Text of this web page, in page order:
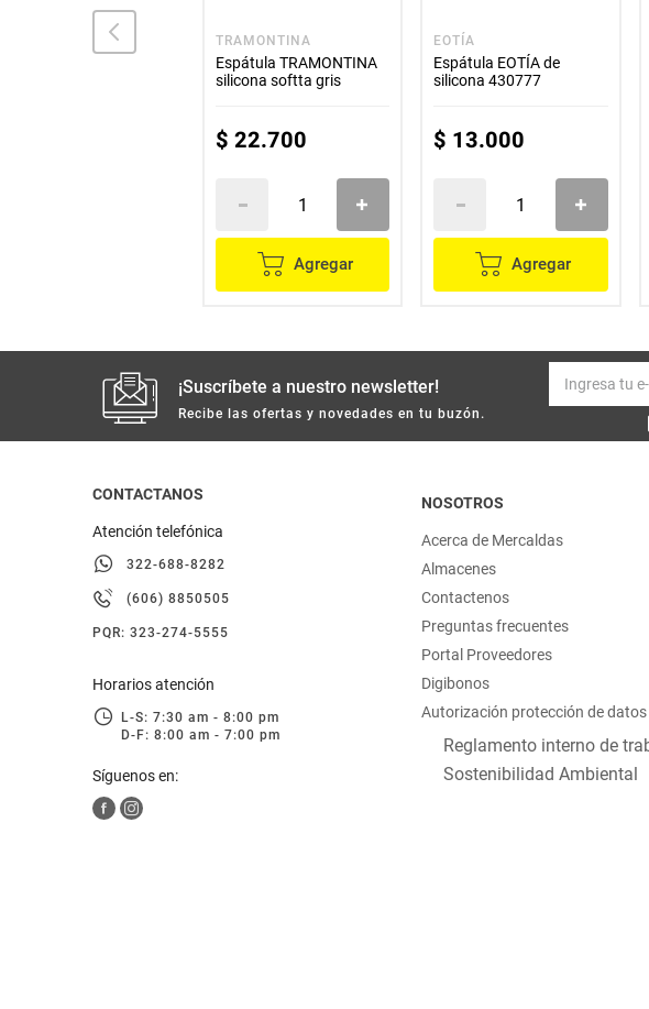
TRAMONTINA
Espátula TRAMONTINA
silicona softta gris
$ 22.700
Agregar
EOTÍA
Espátula EOTÍA de
silicona 430777
$ 13.000
Agregar
¡Suscríbete a nuestro newsletter!
Recibe las ofertas y novedades en tu buzón.
CONTACTANOS
Atención telefónica
322-688-8282
(606) 8850505
PQR: 323-274-5555
Horarios atención
L-S: 7:30 am - 8:00 pm
D-F: 8:00 am - 7:00 pm
Síguenos en:
NOSOTROS
Acerca de Mercaldas
Almacenes
Contactenos
Preguntas frecuentes
Portal Proveedores
Digibonos
Autorización protección de
Reglamento interno de
Sostenibilidad Ambiental